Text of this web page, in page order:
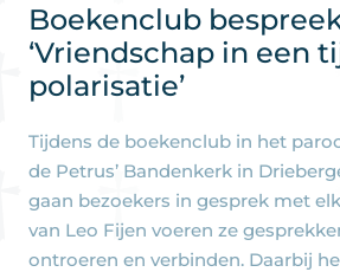
Boekenclub
‘Vriendschap in een
polarisatie’
Tijdens de boekenclub in het
de Petrus’ Bandenkerk in
gaan bezoekers in gesprek met
van Leo Fijen voeren ze
ontroeren en verbinden. Daarbij